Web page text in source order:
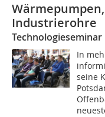
Industrierohre
Technologieseminar
In
seine